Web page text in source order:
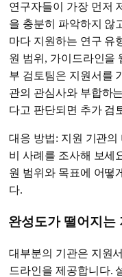
연구자들이 가장 먼저
을 충분히 파악하지 않
마다 지원하는 연구 유
원 범위, 가이드라인을
부 검토팀은 지원서를
관의 관심사와 부합하
다고 판단되면 추가 검
대응 방법: 지원 기관
비 사례를 조사해 보세
원 범위와 목표에 어떻
다.
완성도가 떨어지는
대부분의 기관은 지원
드라인을 제공합니다.